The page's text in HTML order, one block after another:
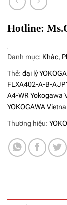
Hotline:
Danh mục: Khác,
Thẻ: đại lý
FLXA402-A-B-
A4-WR Yokogawa
YOKOGAWA
Thương hiệu: